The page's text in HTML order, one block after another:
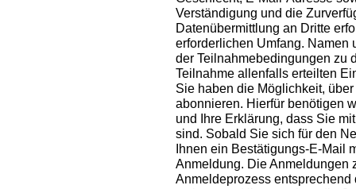
Verständigung und die
Datenübermittlung an Dritte
erforderlichen Umfang. Namen
der Teilnahmebedingungen zu
Teilnahme allenfalls erteilten
Sie haben die Möglichkeit,
abonnieren. Hierfür benötigen
und Ihre Erklärung, dass Sie
sind. Sobald Sie sich für den
Ihnen ein Bestätigungs-E-Mail
Anmeldung. Die Anmeldungen
Anmeldeprozess